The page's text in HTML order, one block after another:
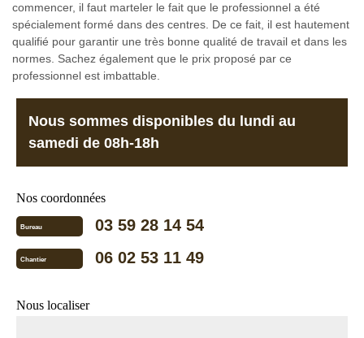
commencer, il faut marteler le fait que le professionnel a été
spécialement formé dans des centres. De ce fait, il est hautement
qualifié pour garantir une très bonne qualité de travail et dans les
normes. Sachez également que le prix proposé par ce
professionnel est imbattable.
Nous sommes disponibles du lundi au
samedi de 08h-18h
Nos coordonnées
Bureau 03 59 28 14 54
Chantier 06 02 53 11 49
Nous localiser